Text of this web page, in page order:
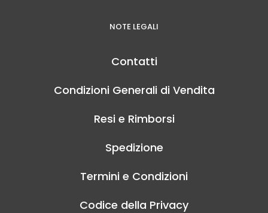
NOTE LEGALI
Contatti
Condizioni Generali di Vendita
Resi e Rimborsi
Spedizione
Termini e Condizioni
Codice della Privacy